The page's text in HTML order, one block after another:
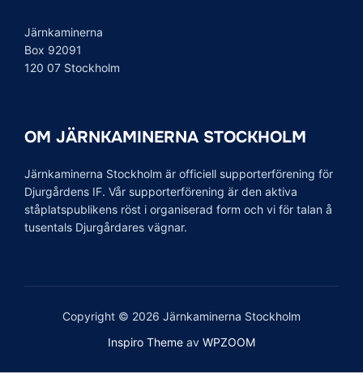
Järnkaminerna
Box 92091
120 07 Stockholm
OM JÄRNKAMINERNA STOCKHOLM
Järnkaminerna Stockholm är officiell supporterförening för
Djurgårdens IF. Vår supporterförening är den aktiva
ståplatspublikens röst i organiserad form och vi för talan å
tusentals Djurgårdares vägnar.
Copyright © 2026 Järnkaminerna Stockholm
Inspiro Theme av WPZOOM